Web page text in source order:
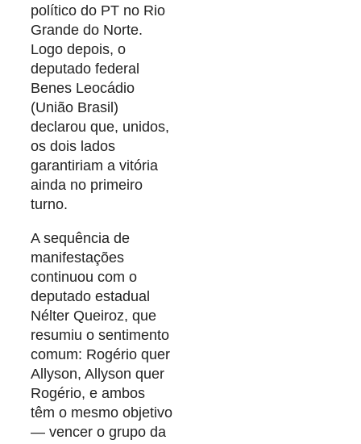
político do PT no Rio
Grande do Norte.
Logo depois, o
deputado federal
Benes Leocádio
(União Brasil)
declarou que, unidos,
os dois lados
garantiriam a vitória
ainda no primeiro
turno.
A sequência de
manifestações
continuou com o
deputado estadual
Nélter Queiroz, que
resumiu o sentimento
comum: Rogério quer
Allyson, Allyson quer
Rogério, e ambos
têm o mesmo objetivo
— vencer o grupo da